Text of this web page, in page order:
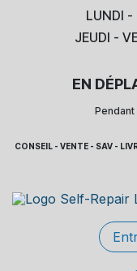
LUNDI -
JEUDI -
EN
CONSEIL - VENTE - SAV -